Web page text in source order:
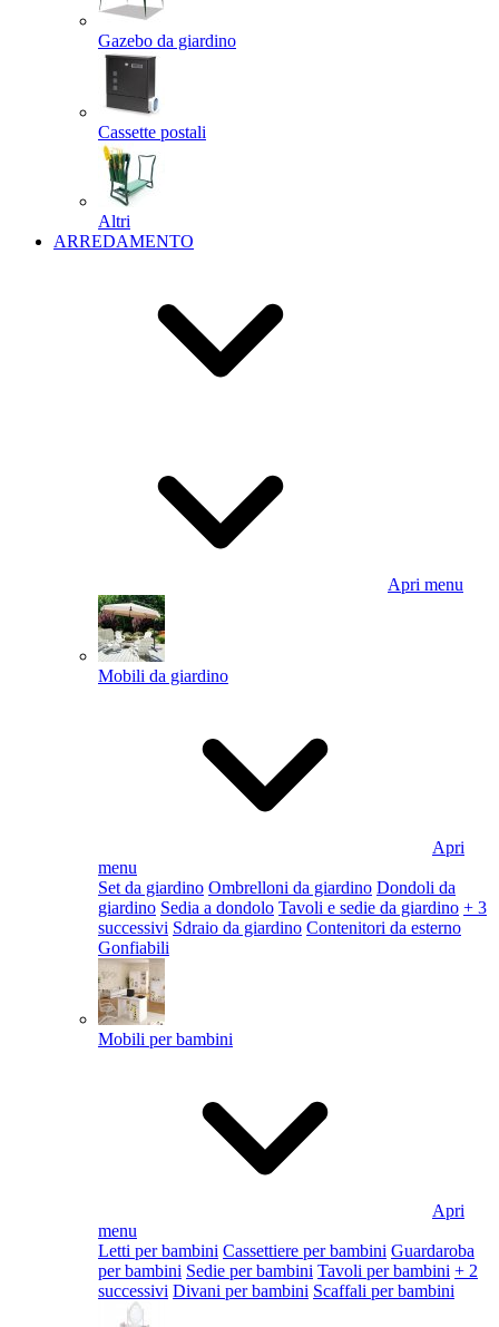
Gazebo da giardino
Cassette postali
Altri
ARREDAMENTO
Apri menu
Mobili da giardino
Apri
menu
Set da giardino Ombrelloni da giardino Dondoli da
giardino Sedia a dondolo Tavoli e sedie da giardino + 3
successivi Sdraio da giardino Contenitori da esterno
Gonfiabili
Mobili per bambini
Apri
menu
Letti per bambini Cassettiere per bambini Guardaroba
per bambini Sedie per bambini Tavoli per bambini + 2
successivi Divani per bambini Scaffali per bambini